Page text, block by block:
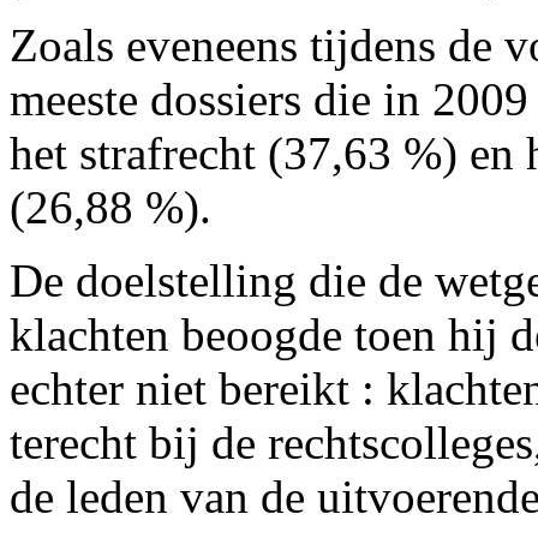
Zoals eveneens tijdens de
meeste dossiers die in
het strafrecht (37,63 %) en
(26,88 %).
De doelstelling die de
klachten beoogde toen hij
echter niet bereikt :
terecht bij de
de leden van de